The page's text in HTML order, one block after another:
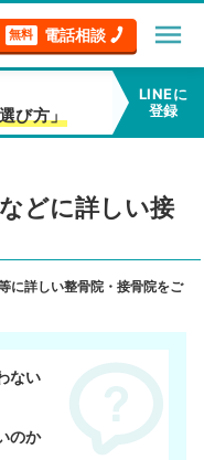
無料 電話相談 menu
び方」
LINEに
登録
どに詳しい接
に詳しい整骨院・接骨院をご
ない
のか